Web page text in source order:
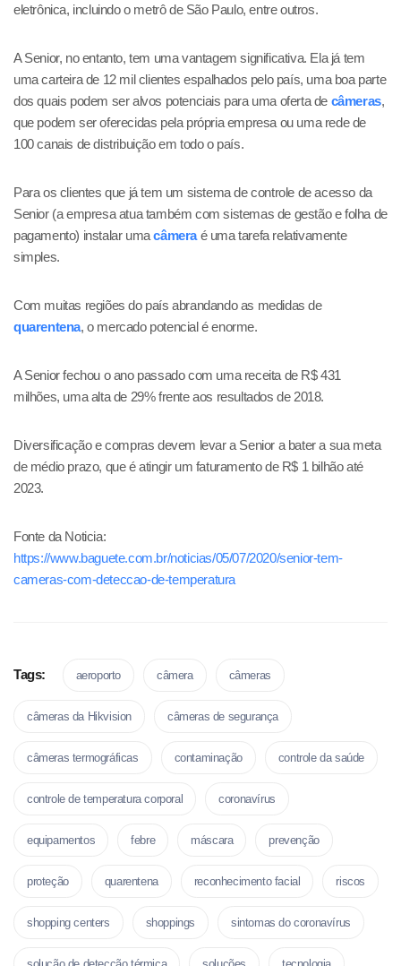
eletrônica, incluindo o metrô de São Paulo, entre outros.
A Senior, no entanto, tem uma vantagem significativa. Ela já tem
uma carteira de 12 mil clientes espalhados pelo país, uma boa parte
dos quais podem ser alvos potenciais para uma oferta de câmeras,
que podem ser oferecidas pela própria empresa ou uma rede de
100 canais de distribuição em todo o país.
Para os clientes que já tem um sistema de controle de acesso da
Senior (a empresa atua também com sistemas de gestão e folha de
pagamento) instalar umacâmeraé uma tarefa relativamente
simples.
Com muitas regiões do país abrandando as medidas de
quarentena, o mercado potencial é enorme.
A Senior fechou o ano passado com uma receita de R$ 431
milhões, uma alta de 29% frente aos resultados de 2018.
Diversificação e compras devem levar a Senior a bater a sua meta
de médio prazo, que é atingir um faturamento de R$ 1 bilhão até
2023.
Fonte da Noticia:
https://www.baguete.com.br/noticias/05/07/2020/senior-tem-
cameras-com-deteccao-de-temperatura
Tags: aeroporto câmera câmeras
câmeras da Hikvision câmeras de segurança
câmeras termográficas contaminação controle da saúde
controle de temperatura corporal coronavírus
equipamentos febre máscara prevenção
proteção quarentena reconhecimento facial riscos
shopping centers shoppings sintomas do coronavírus